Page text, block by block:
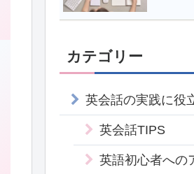
カテゴリー
英会話の実践に役
英会話TIPS
英語初心者への